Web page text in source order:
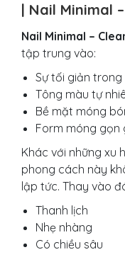
| Nail Minimal
Nail Minimal –
tập trung vào:
Sự tối giản
Tông màu tự
Bề mặt móng
Form móng gọn
Khác với những xu
phong cách này
lập tức. Thay vào
Thanh lịch
Nhẹ nhàng
Có chiều sâu